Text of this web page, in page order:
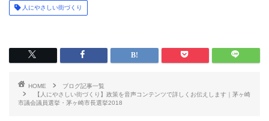
人にやさしい街づくり
HOME
ブログ記事一覧
【人にやさしい街づくり】政策を音声コンテンツで詳しくお伝えします｜茅ヶ崎
市議会議員選挙・茅ヶ崎市長選挙2018